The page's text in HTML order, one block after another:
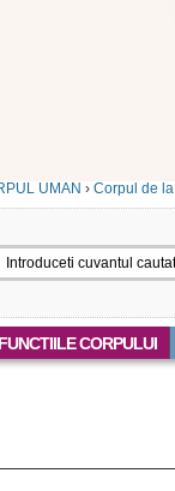
UMAN › Corpul de la
FUNCTIILE CORPULUI